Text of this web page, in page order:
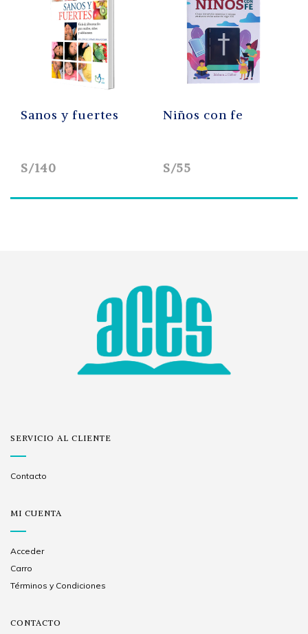
Sanos y fuertes
S/140
Niños con fe
S/55
SERVICIO AL CLIENTE
Contacto
MI CUENTA
Acceder
Carro
Términos y Condiciones
CONTACTO